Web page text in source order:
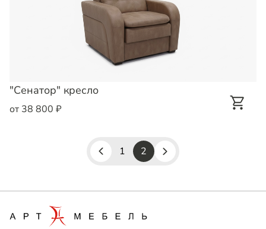
"Сенатор" кресло
от 38 800 ₽
1 2